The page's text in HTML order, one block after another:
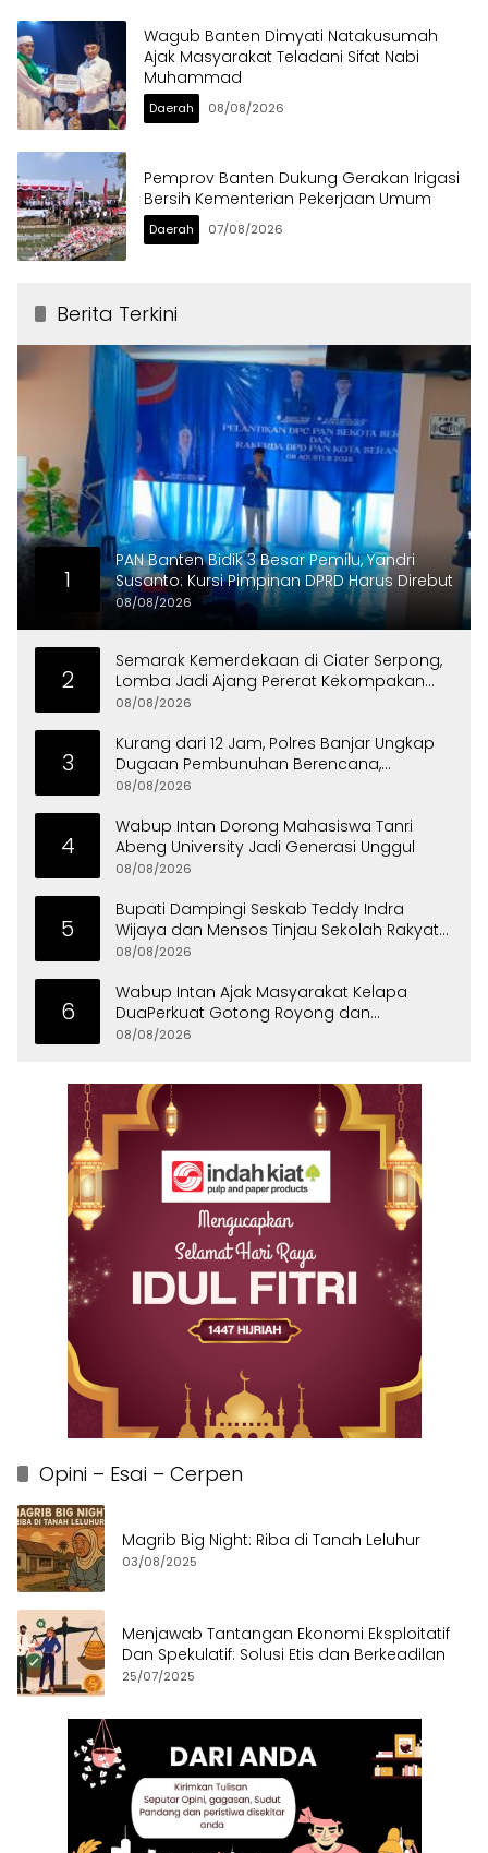
Wagub Banten Dimyati Natakusumah
Ajak Masyarakat Teladani Sifat Nabi
Muhammad
Daerah 08/08/2026
Pemprov Banten Dukung Gerakan Irigasi
Bersih Kementerian Pekerjaan Umum
Daerah 07/08/2026
Berita Terkini
1
PAN Banten Bidik 3 Besar Pemilu, Yandri
Susanto: Kursi Pimpinan DPRD Harus Direbut
08/08/2026
2
Semarak Kemerdekaan di Ciater Serpong,
Lomba Jadi Ajang Pererat Kekompakan
Warga
08/08/2026
3
Kurang dari 12 Jam, Polres Banjar Ungkap
Dugaan Pembunuhan Berencana,
Tersangka Diciduk di Bandung
08/08/2026
4
Wabup Intan Dorong Mahasiswa Tanri
Abeng University Jadi Generasi Unggul
08/08/2026
5
Bupati Dampingi Seskab Teddy Indra
Wijaya dan Mensos Tinjau Sekolah Rakyat
di Curug
08/08/2026
6
Wabup Intan Ajak Masyarakat Kelapa
DuaPerkuat Gotong Royong dan
Persatuan
08/08/2026
Opini – Esai – Cerpen
Magrib Big Night: Riba di Tanah Leluhur
03/08/2025
Menjawab Tantangan Ekonomi Eksploitatif
Dan Spekulatif: Solusi Etis dan Berkeadilan
25/07/2025